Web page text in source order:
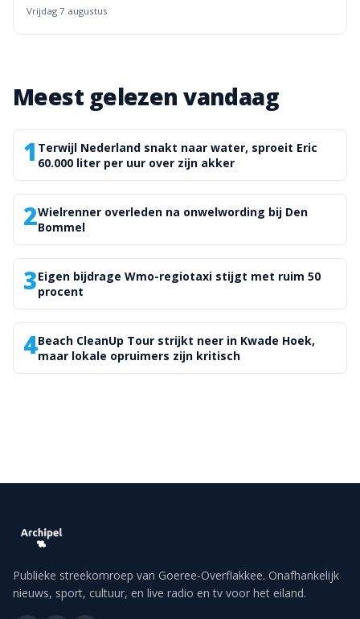
vrijdag 7 augustus
Meest gelezen vandaag
1 Terwijl Nederland snakt naar water, sproeit Eric
60.000 liter per uur over zijn akker
2Wielrenner overleden na onwelwording bij Den
Bommel
3Eigen bijdrage Wmo-regiotaxi stijgt met ruim 50
procent
4Beach CleanUp Tour strijkt neer in Kwade Hoek,
maar lokale opruimers zijn kritisch
Publieke streekomroep van Goeree-Overflakkee. Onafhankelijk
nieuws, sport, cultuur, en live radio en tv voor het eiland.